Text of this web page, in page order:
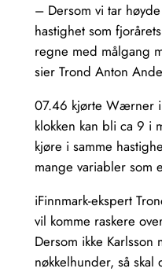
– Dersom vi tar
hastighet som
regne med målgang
sier Trond Anton
07.46 kjørte Wærner
klokken kan bli ca 9 i
kjøre i samme
mange variabler som
iFinnmark-ekspert
vil komme raskere
Dersom ikke Karlsson
nøkkelhunder, så